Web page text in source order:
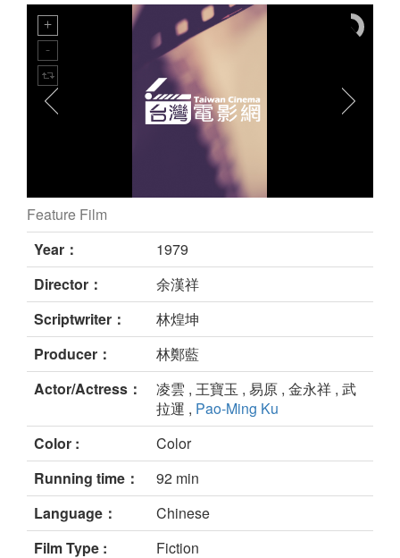
still
Feature Film
Year：
1979
Director：
余漢祥
Scriptwriter：
林煌坤
Producer：
林鄭藍
Actor/Actress：
凌雲 , 王寶玉 , 易原 , 金永祥 , 武
拉運 , Pao-Ming Ku
Color :
Color
Running time：
92 min
Language：
Chinese
Film Type :
Fiction